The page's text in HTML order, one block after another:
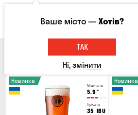
Всі товари Пиво Сидр
Міцність
5.9 °
Гіркота
35 IBU
Новинка Новинка
Ваше місто —Хотів?
ТАК
Ні, змінити